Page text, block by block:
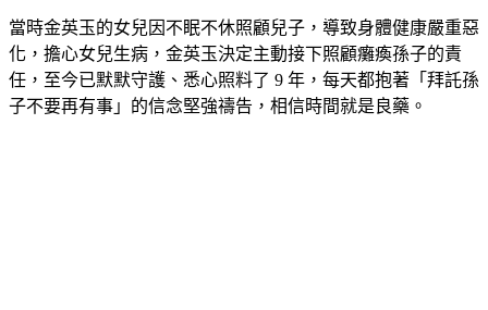
當時金英玉的女兒因不眠不休照顧兒子，導致身體健康嚴重惡
化，擔心女兒生病，金英玉決定主動接下照顧癱瘓孫子的責
任，至今已默默守護、悉心照料了 9 年，每天都抱著「拜託孫
子不要再有事」的信念堅強禱告，相信時間就是良藥。